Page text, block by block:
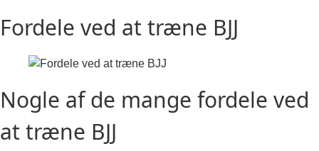
Fordele ved at træne BJJ
Nogle af de mange fordele ved
at træne BJJ